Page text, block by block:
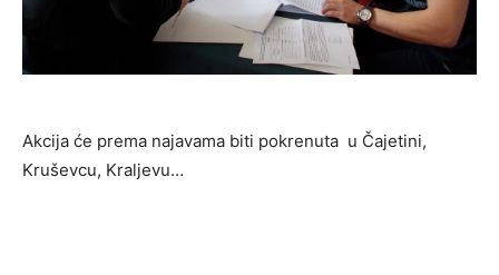
Akcija će prema najavama biti pokrenuta u Čajetini,
Kruševcu, Kraljevu…